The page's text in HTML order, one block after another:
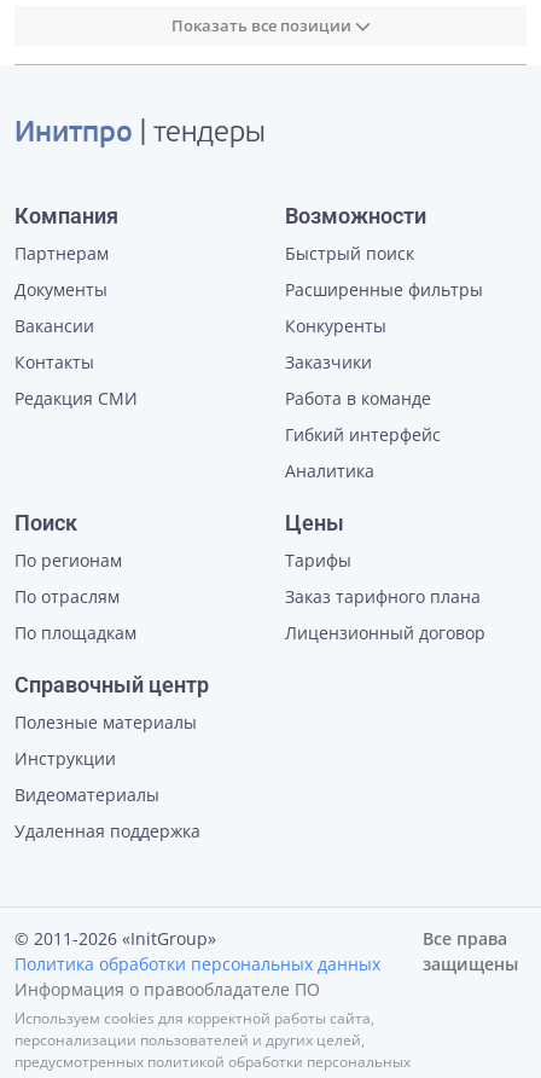
Показать все позиции
Инитпро | тендеры
Компания
Партнерам
Документы
Вакансии
Контакты
Редакция СМИ
Возможности
Быстрый поиск
Расширенные фильтры
Конкуренты
Заказчики
Работа в команде
Гибкий интерфейс
Аналитика
Поиск
По регионам
По отраслям
По площадкам
Цены
Тарифы
Заказ тарифного плана
Лицензионный договор
Справочный центр
Полезные материалы
Инструкции
Видеоматериалы
Удаленная поддержка
© 2011-2026 «InitGroup»
Политика обработки персональных данных
Информация о правообладателе ПО
Используем cookies для корректной работы сайта,
персонализации пользователей и других целей,
предусмотренных политикой обработки персональных
Все права
защищены